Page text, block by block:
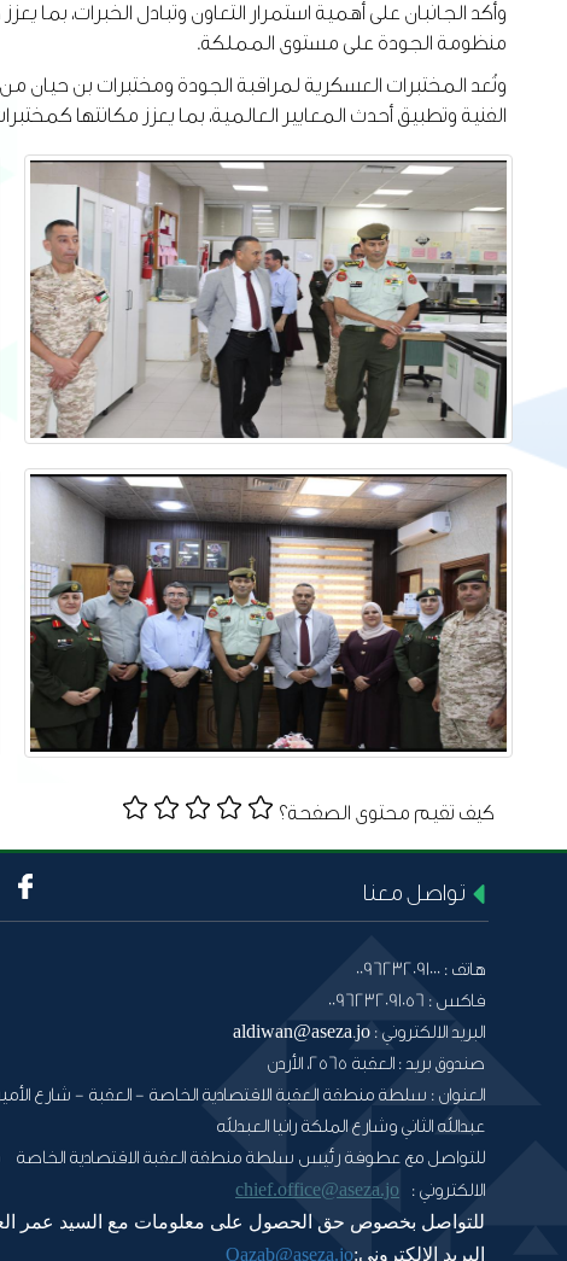
وأكد الجانبان على أهمية استمرار التعاون وتبادل الخبرات،
منظومة الجودة على مستوى المملكة.
وتُعد المختبرات العسكرية لمراقبة الجودة ومختبرات بن حيان
الفنية وتطبيق أحدث المعايير العالمية، بما يعزز مكانتها
كيف تقيم محتوى الصفحة؟
تواصل معنا
هاتف : 0096232091000
فاكس : 0096232091056
البريد الالكتروني : aldiwan@aseza.jo
صندوق بريد : العقبة 2565، الأردن
العنوان : سلطة منطقة العقبة الاقتصادية الخاصة - العقبة - شارع
عبدالله الثاني وشارع الملكة رانيا العبدلله
للتواصل مع عطوفة رئيس سلطة منطقة العقبة الاقتصادية الخاصة
الالكتروني : chief.office@aseza.jo
للتواصل بخصوص حق الحصول على معلومات مع السيد عمر
البريد الالكتروني:Oazab@aseza.jo